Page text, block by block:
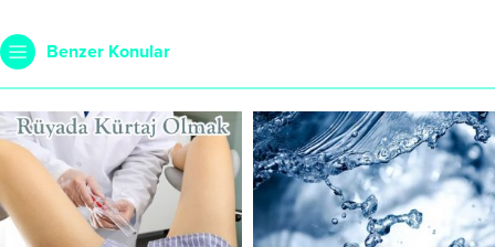
Benzer Konular